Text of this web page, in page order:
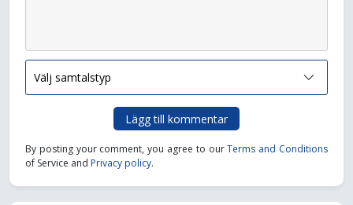
Lägg till kommentar
By posting your comment, you agree to ourTerms and Conditions
of Service and Privacy policy.